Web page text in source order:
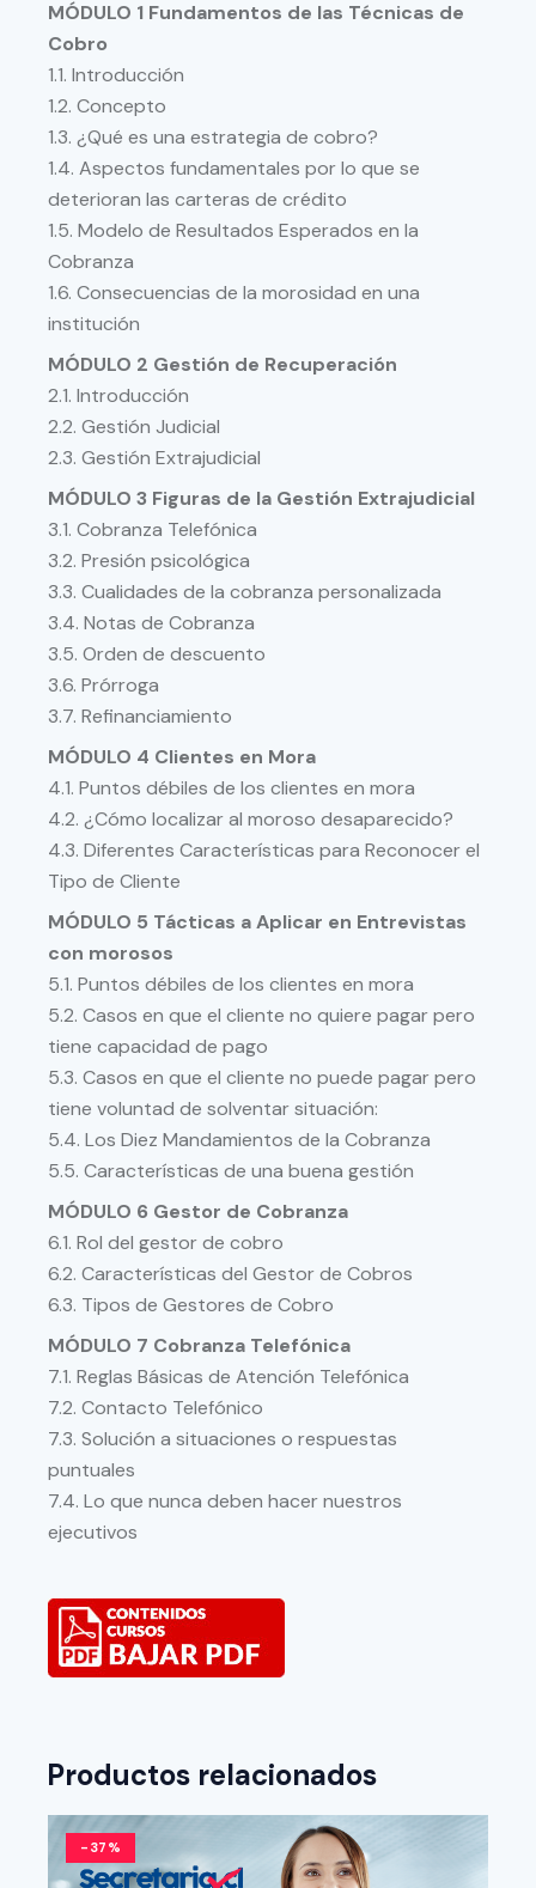
MÓDULO 1 Fundamentos de las Técnicas de
Cobro
1.1. Introducción
1.2. Concepto
1.3. ¿Qué es una estrategia de cobro?
1.4. Aspectos fundamentales por lo que se
deterioran las carteras de crédito
1.5. Modelo de Resultados Esperados en la
Cobranza
1.6. Consecuencias de la morosidad en una
institución
MÓDULO 2 Gestión de Recuperación
2.1. Introducción
2.2. Gestión Judicial
2.3. Gestión Extrajudicial
MÓDULO 3 Figuras de la Gestión Extrajudicial
3.1. Cobranza Telefónica
3.2. Presión psicológica
3.3. Cualidades de la cobranza personalizada
3.4. Notas de Cobranza
3.5. Orden de descuento
3.6. Prórroga
3.7. Refinanciamiento
MÓDULO 4 Clientes en Mora
4.1. Puntos débiles de los clientes en mora
4.2. ¿Cómo localizar al moroso desaparecido?
4.3. Diferentes Características para Reconocer el
Tipo de Cliente
MÓDULO 5 Tácticas a Aplicar en Entrevistas
con morosos
5.1. Puntos débiles de los clientes en mora
5.2. Casos en que el cliente no quiere pagar pero
tiene capacidad de pago
5.3. Casos en que el cliente no puede pagar pero
tiene voluntad de solventar situación:
5.4. Los Diez Mandamientos de la Cobranza
5.5. Características de una buena gestión
MÓDULO 6 Gestor de Cobranza
6.1. Rol del gestor de cobro
6.2. Características del Gestor de Cobros
6.3. Tipos de Gestores de Cobro
MÓDULO 7 Cobranza Telefónica
7.1. Reglas Básicas de Atención Telefónica
7.2. Contacto Telefónico
7.3. Solución a situaciones o respuestas
puntuales
7.4. Lo que nunca deben hacer nuestros
ejecutivos
Productos relacionados
-37%